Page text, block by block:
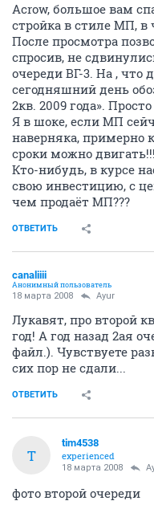
Acrow, большое вам
стройка в стиле МП, в
После просмотра
спросив, не
очереди ВГ-3. На , что
сегодняшний день
2кв. 2009 года».
Я в шоке, если МП
наверняка, примерно
сроки можно двигать!!!
Кто-нибудь, в курсе
свою инвестицию, с
чем продаёт МП???
ОТВЕТИТЬ
canaliiii
Анонимный пользователь
18 марта 2008 Ayur
Лукавят, про второй
год! А год назад 2ая
файл.). Чувствуете
сих пор не сдали...
ОТВЕТИТЬ
T
tim4538
experienced
18 марта 2008
фото второй очереди